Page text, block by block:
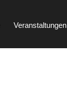
Veranstaltungen